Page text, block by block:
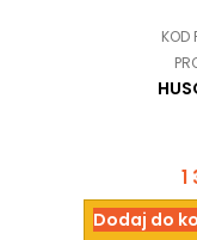
KOD
1
Dodaj do